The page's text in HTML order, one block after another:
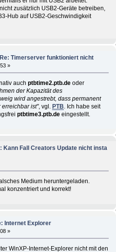
zusätzlich USB2-Geräte betreiben,
Hub auf USB2-Geschwindigkeit
Re: Timerserver funktioniert nicht
»
auch ptbtime2.ptb.deoder
der Kapazität des
wird angestrebt, dass permanent
erreichbar ist", vgl. PTB. Ich habe seit
ptbtime3.ptb.deeingestellt.
Kann Fall Creators Update nicht insta
Medium heruntergeladen.
konzentriert und korrekt!
Internet Explorer
»
WinXP-Internet-Explorer nicht mit den